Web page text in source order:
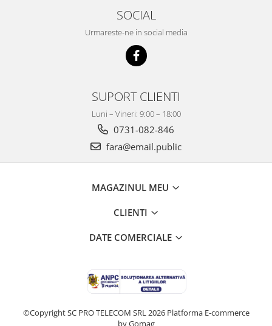
SOCIAL
Urmareste-ne in social media
SUPORT CLIENTI
Luni – Vineri: 9:00 – 18:00
0731-082-846
fara@email.public
MAGAZINUL MEU
CLIENTI
DATE COMERCIALE
©Copyright SC PRO TELECOM SRL 2026 Platforma E-commerce